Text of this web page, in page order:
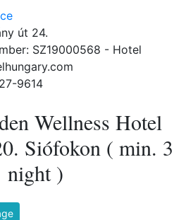
út 24.
SZ19000568 - Hotel
9614
Wellness Hotel
Siófokon ( min. 3
night )